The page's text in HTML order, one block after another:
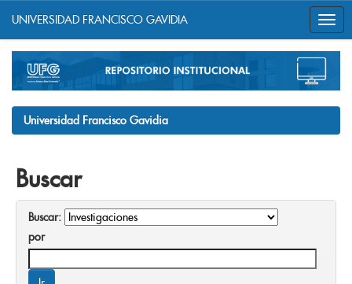
navigation
UNIVERSIDAD FRANCISCO GAVIDIA
Universidad Francisco Gavidia
Buscar
Buscar:
por